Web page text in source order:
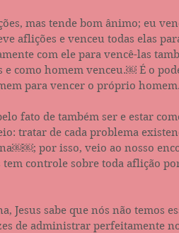
mas tende bom ânimo; eu
aflições e venceu todas elas
com ele para vencê-las
e como homem venceu.￼ É o
para vencer o próprio homem.
fato de também ser e estar
tratar de cada problema
por isso, veio ao nosso
controle sobre toda aflição
Jesus sabe que nós não temos
de administrar perfeitamente